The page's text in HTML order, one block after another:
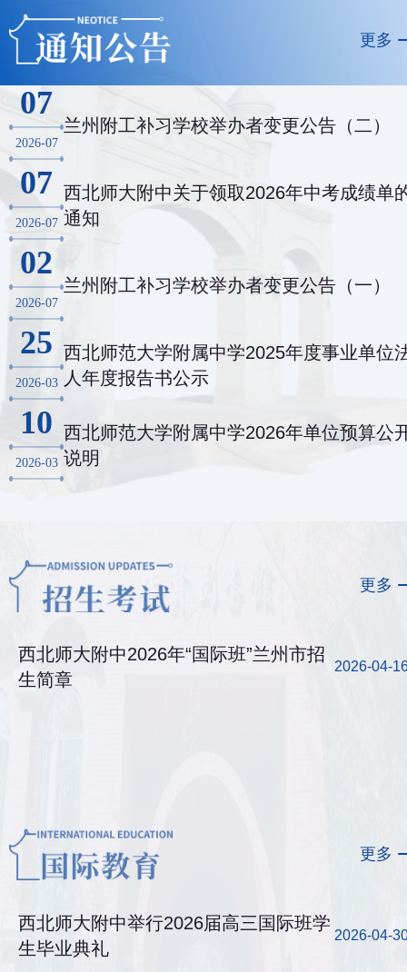
更多
07
2026-07
兰州附工补习学校举办者变更公告（二）
07
2026-07
西北师大附中关于领取2026年中考成绩单
通知
02
2026-07
兰州附工补习学校举办者变更公告（一）
25
2026-03
西北师范大学附属中学2025年度事业单位
人年度报告书公示
10
2026-03
西北师范大学附属中学2026年单位预算公
说明
更多
西北师大附中2026年“国际班”兰州市招
生简章
2026-04-
更多
西北师大附中举行2026届高三国际班学
生毕业典礼
2026-04-